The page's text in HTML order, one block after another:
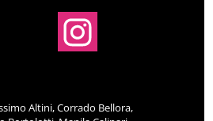
Altini, Corrado Bellora,